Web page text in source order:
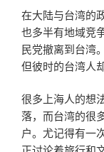
在大陆与台湾的
也多半有地域竞
民党撤离到台湾
但彼时的台湾人
很多上海人的想
落，而台湾的很
户。尤记得有一